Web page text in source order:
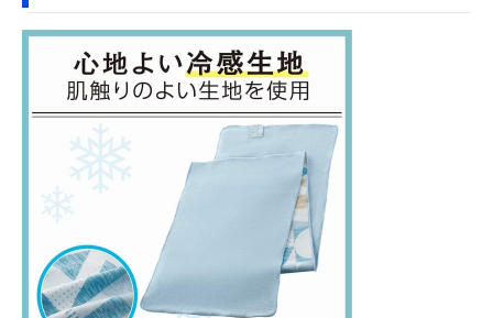
Amazonで見る
Amazonで見る
100percent -°C(マ
イナスディグリー)
クール
ビジネスやスマー
トカジュアルに、
ハンカチタオル
Amazonで見る
サンタン サンリオ
キャラクター クー
ルタオル 2way
ネックタオルとヘ
アバンドで暑さ対
Amazonで見る
協和工業 夢ゲンク
ールタオル M-
CT19
気化熱を発生させ
る3層構造がポイ
ント
Amazonで見る
MIZUNO 今治製タ
オル スリムマフラ
マフラータオルに
保冷剤を入れて冷